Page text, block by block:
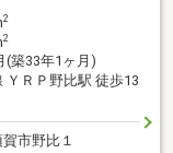
2
2
(築33年1ヶ月)
ＹＲＰ野比駅 徒歩13
市野比１